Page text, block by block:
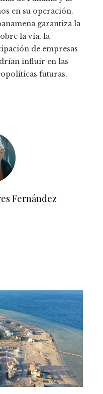
en su operación.
garantiza la
la vía, la
de empresas
influir en las
futuras.
Fernández